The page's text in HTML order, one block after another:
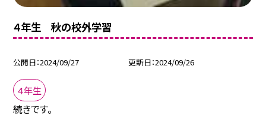
４年生 秋の校外学習
公開日 2024/09/27 更新日 2024/09/26
４年生
続きです。